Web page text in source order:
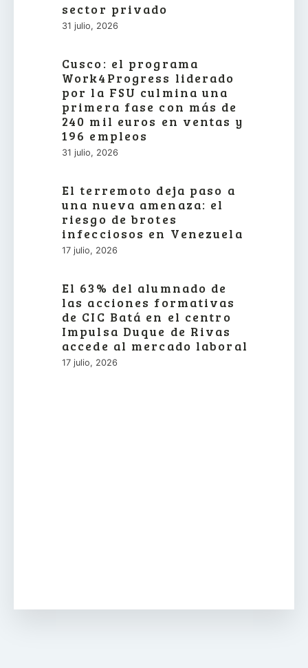
sector privado
31 julio, 2026
Cusco: el programa
Work4Progress liderado
por la FSU culmina una
primera fase con más de
240 mil euros en ventas y
196 empleos
31 julio, 2026
El terremoto deja paso a
una nueva amenaza: el
riesgo de brotes
infecciosos en Venezuela
17 julio, 2026
El 63% del alumnado de
las acciones formativas
de CIC Batá en el centro
Impulsa Duque de Rivas
accede al mercado laboral
17 julio, 2026